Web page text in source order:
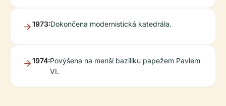
1973:Dokončena modernistická katedrála.
1974:Povýšena na menší baziliku papežem Pavlem
VI.